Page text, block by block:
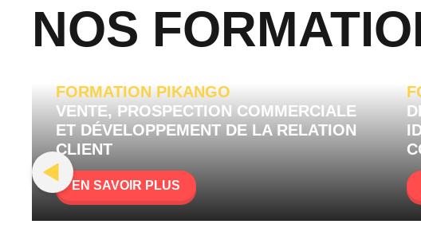
NOS
FORMATION PIKANGO
VENTE, PROSPECTION COMMERCIALE
ET DÉVELOPPEMENT DE LA RELATION
CLIENT
EN SAVOIR PLUS